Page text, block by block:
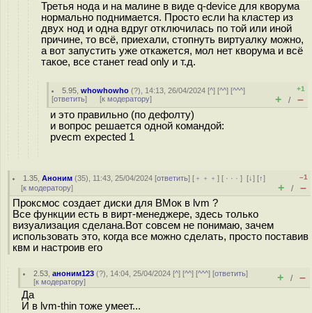
Третья нода и на малине в виде q-device для кворума
нормально поднимается. Просто если ha кластер из
двух нод и одна вдруг отключилась по той или иной
причине, то всё, приехали, стопнуть виртуалку можно,
а вот запустить уже откажется, мол нет кворума и всё
такое, все станет read only и т.д.
5.95 ,whowhowho (?), 14:13, 26/04/2024 [^] [^^] [^^^]
[ответить] [к модератору]
+1
+ / –
и это правильно (по дефолту)
и вопрос решается одной командой:
pvecm expected 1
1.35 ,Аноним (35), 11:43, 25/04/2024 [ответить] [ ﹢﹢﹢] [ · · ·][↓] [↑]
[к модератору]
–1
+ / –
Проксмос создает диски для ВМок в lvm ?
Все функции есть в вирт-менеджере, здесь только
визуализация сделана.Вот совсем не понимаю, зачем
использовать это, когда все можно сделать, просто поставив
квм и настроив его
2.53 ,аноним123 (?), 14:04, 25/04/2024 [^] [^^] [^^^] [ответить]
[к модератору] + / –
Да
И в lvm-thin тоже умеет...